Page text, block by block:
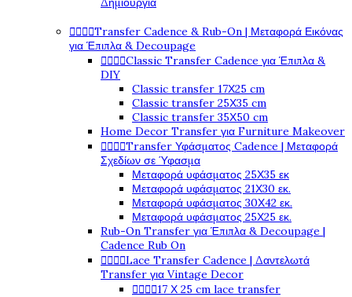
Transfer Cadence & Rub-On | Μεταφορά Εικόνας
για Έπιπλα & Decoupage
Classic Transfer Cadence για Έπιπλα &
DIY
Classic transfer 17Χ25 cm
Classic transfer 25Χ35 cm
Classic transfer 35Χ50 cm
Home Decor Transfer για Furniture Makeover
Transfer Υφάσματος Cadence | Μεταφορά
Σχεδίων σε Ύφασμα
Μεταφορά υφάσματος 25Χ35 εκ
Μεταφορά υφάσματος 21Χ30 εκ.
Μεταφορά υφάσματος 30Χ42 εκ.
Μεταφορά υφάσματος 25Χ25 εκ.
Rub-On Transfer για Έπιπλα & Decoupage |
Cadence Rub On
Lace Transfer Cadence | Δαντελωτά
Transfer για Vintage Decor
17 Χ 25 cm lace transfer